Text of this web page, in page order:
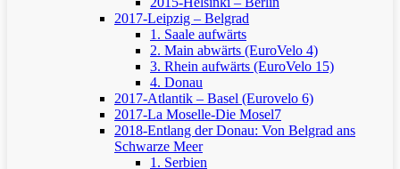
2017-Leipzig – Belgrad
1. Saale aufwärts
2. Main abwärts (EuroVelo 4)
3. Rhein aufwärts (EuroVelo 15)
4. Donau
2017-Atlantik – Basel (Eurovelo 6)
2017-La Moselle-Die Mosel7
2018-Entlang der Donau: Von Belgrad ans
Schwarze Meer
1. Serbien